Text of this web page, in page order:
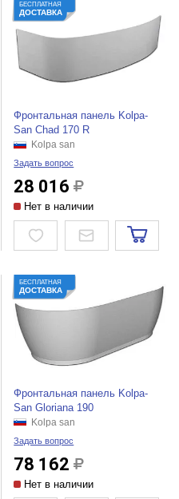
БЕСПЛАТНАЯ
ДОСТАВКА
Фронтальная панель Kolpa-
San Chad 170 R
Kolpa san
Задать вопрос
28 016
Нет в наличии
БЕСПЛАТНАЯ
ДОСТАВКА
Фронтальная панель Kolpa-
San Gloriana 190
Kolpa san
Задать вопрос
78 162
Нет в наличии